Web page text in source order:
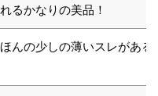
るかなりの美品！
んの少しの薄いスレがある